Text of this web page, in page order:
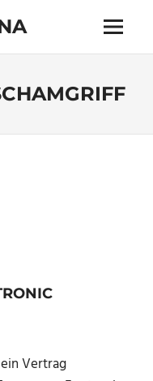
Menü
Vertrag